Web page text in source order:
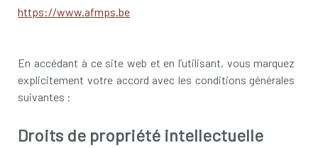
https://www.afmps.be
En accédant à ce site web et en l’utilisant, vous marquez
explicitement votre accord avec les conditions générales
suivantes :
Droits de propriété intellectuelle